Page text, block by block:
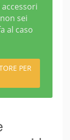
sei
al caso
PER